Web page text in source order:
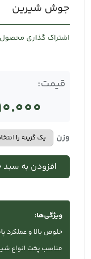
جوش شیرین
اشتراک گذاری
قیمت:
وزن
افزودن به سبد
ویژگی‌ها:
خلوص بالا و عملکرد
مناسب پخت انواع